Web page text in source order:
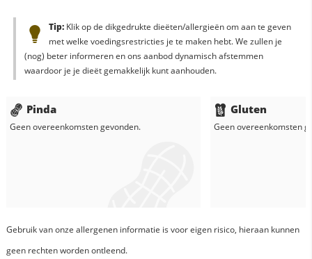
Tip:Klik op de dikgedrukte dieëten/allergieën om aan te geven
met welke voedingsrestricties je te maken hebt. We zullen je
(nog) beter informeren en ons aanbod dynamisch afstemmen
waardoor je je dieët gemakkelijk kunt aanhouden.
Pinda
Geen overeenkomsten gevonden.
Gluten
Geen overeenkomsten
Gebruik van onze allergenen informatie is voor eigen risico, hieraan kunnen
geen rechten worden ontleend.